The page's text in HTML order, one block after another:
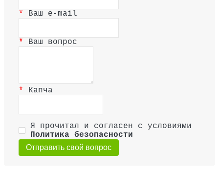
Ваш e-mail
Ваш вопрос
Капча
Я прочитал и согласен с условиями
Политика безопасности
Отправить свой вопрос